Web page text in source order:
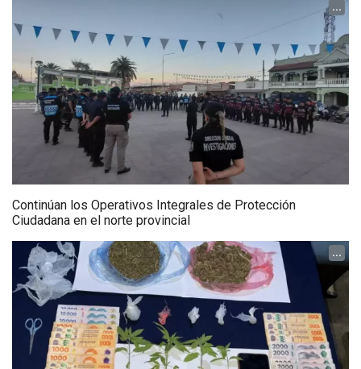
...
Continúan los Operativos Integrales de Protección
Ciudadana en el norte provincial
...